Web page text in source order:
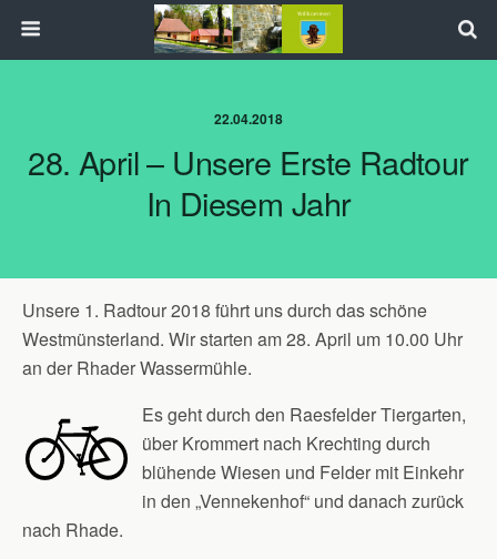
22.04.2018
28. April – Unsere Erste Radtour
In Diesem Jahr
Unsere 1. Radtour 2018 führt uns durch das schöne
Westmünsterland. Wir starten am 28. April um 10.00 Uhr
an der Rhader Wassermühle.
Es geht durch den Raesfelder Tiergarten,
über Krommert nach Krechting durch
blühende Wiesen und Felder mit Einkehr
in den „Vennekenhof“ und danach zurück
nach Rhade.